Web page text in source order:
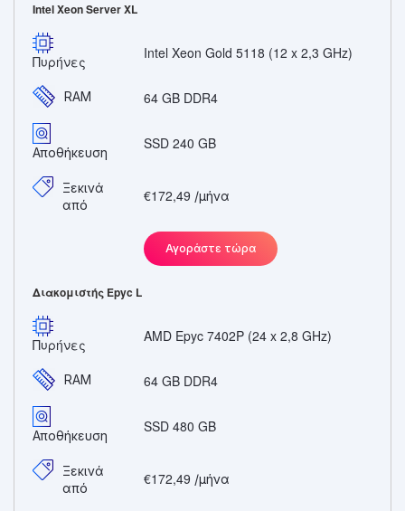
Intel Xeon Server XL
Πυρήνες Intel Xeon Gold 5118 (12 x 2,3 GHz)
RAM 64 GB DDR4
Αποθήκευση
SSD 240 GB
Ξεκινά
από
€172,49 /μήνα
Αγοράστε τώρα
Διακομιστής Epyc L
Πυρήνες AMD Epyc 7402P (24 x 2,8 GHz)
RAM 64 GB DDR4
Αποθήκευση
SSD 480 GB
Ξεκινά
από
€172,49 /μήνα